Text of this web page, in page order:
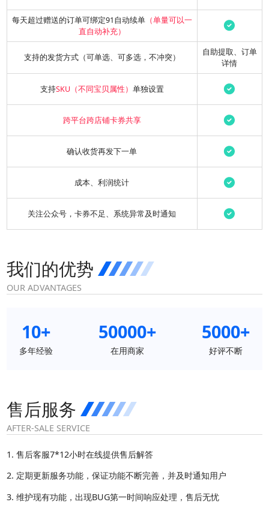
每天超过赠送的订单可绑定91自动续单（单量可以一
直自动补充）
支持的发货方式（可单选、可多选，不冲突）
自助提取、订单
详情
支持SKU（不同宝贝属性） 单独设置
跨平台跨店铺卡券共享
确认收货再发下一单
成本、利润统计
关注公众号，卡券不足、系统异常及时通知
我们的优势
OUR ADVANTAGES
10+
多年经验
50000+
在用商家
5000+
好评不断
售后服务
AFTER-SALE SERVICE
售后客服7*12小时在线提供售后解答
定期更新服务功能，保证功能不断完善，并及时通知用户
维护现有功能，出现BUG第一时间响应处理，售后无忧